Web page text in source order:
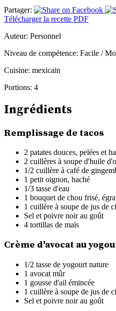
Partager:
Télécharger la recette PDF
Auteur: Personnel
Niveau de compétence: Facile /
Cuisine: mexicain
Portions: 4
Ingrédients
Remplissage de tacos
2 patates douces, pelées et
2 cuillères à soupe d'huile
1/2 cuillère à café de
1 petit oignon, haché
1/3 tasse d'eau
1 bouquet de chou frisé,
1 cuillère à soupe de jus de
Sel et poivre noir au goût
4 tortillas de maïs
Crème d'avocat au
1/2 tasse de yogourt nature
1 avocat mûr
1 gousse d'ail émincée
1 cuillère à soupe de jus de
Sel et poivre noir au goût